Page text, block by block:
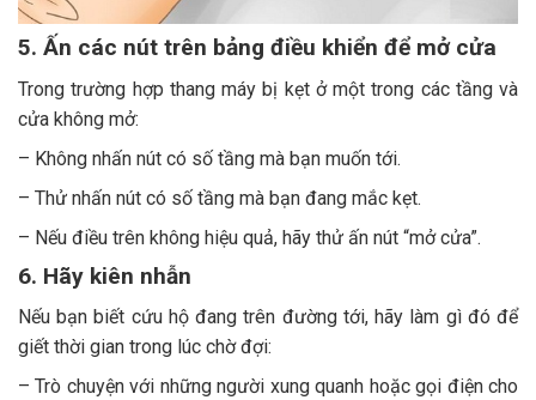
5. Ấn các nút trên bảng điều khiển để mở cửa
Trong trường hợp thang máy bị kẹt ở một trong các tầng và
cửa không mở:
– Không nhấn nút có số tầng mà bạn muốn tới.
– Thử nhấn nút có số tầng mà bạn đang mắc kẹt.
– Nếu điều trên không hiệu quả, hãy thử ấn nút “mở cửa”.
6. Hãy kiên nhẫn
Nếu bạn biết cứu hộ đang trên đường tới, hãy làm gì đó để
giết thời gian trong lúc chờ đợi:
– Trò chuyện với những người xung quanh hoặc gọi điện cho